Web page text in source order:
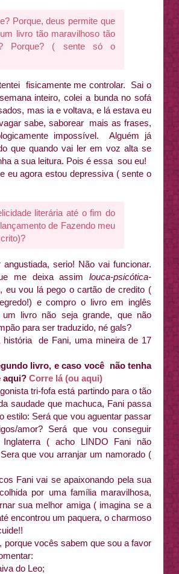
Porque, deus permite que
livro tão maravilhoso tão
Porque? ( sente só o
fisicamente me controlar. Sai o
inteiro, colei a bunda no sofá
mas ia e voltava, e lá estava eu
sabe, saborear mais as frases,
impossível. Alguém já
que quando vai ler em voz alta se
a sua leitura. Pois é essa sou eu!
eu agora estou depressiva ( sente o
literária até o fim do
de Fazendo meu
serio! Não vai funcionar.
me deixa assim louca-psicótica-
eu vou lá pego o cartão de credito (
e compro o livro em inglês
livro não seja grande, que não
para ser traduzido, né gals?
de Fani, uma mineira de 17
livro, e caso você não tenha
aqui? Corre lá (ou aqui)
tri-fofa está partindo para o tão
saudade que machuca, Fani passa
estilo: Será que vou aguentar passar
amor? Será que vou conseguir
( acho LINDO Fani não
que vou arranjar um namorado (
Fani vai se apaixonando pela sua
por uma família maravilhosa,
sua melhor amiga ( imagina se a
encontrou um paquera, o charmoso
porque vocês sabem que sou a favor
do Leo;